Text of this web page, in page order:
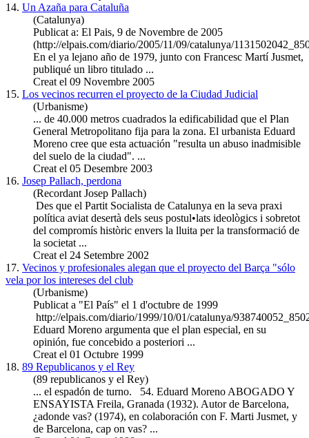
14. Un Azaña para Cataluña
(Catalunya)
Publicat a: El Pais, 9 de Novembre de 2005
(http://elpais.com/diario/2005/11/09/catalunya/
En el ya lejano año de 1979, junto con Francesc Martí Jusmet,
publiqué un libro titulado ...
Creat el 09 Novembre 2005
15. Los vecinos recurren el proyecto de la Ciudad Judicial
(Urbanisme)
... de 40.000 metros cuadrados la edificabilidad que el Plan
General Metropolitano fija para la zona. El urbanista Eduard
Moreno cree que esta actuación "resulta un abuso inadmisible
del suelo de la ciudad". ...
Creat el 05 Desembre 2003
16. Josep Pallach, perdona
(Recordant Josep Pallach)
Des que el Partit Socialista de Catalunya en la seva praxi
política aviat desertà dels seus postul•lats ideològics i sobretot
del compromís històric envers la lluita per la transformació de
la societat ...
Creat el 24 Setembre 2002
17. Vecinos y profesionales alegan que el proyecto del Barça "sólo
vela por los intereses del club
(Urbanisme)
Publicat a "El País" el 1 d'octubre de 1999
http://elpais.com/diario/1999/10/01/catalunya/
Eduard Moreno argumenta que el plan especial, en su
opinión, fue concebido a posteriori ...
Creat el 01 Octubre 1999
18. 89 Republicanos y el Rey
(89 republicanos y el Rey)
... el espadón de turno. 54. Eduard Moreno ABOGADO Y
ENSAYISTA Freila, Granada (1932). Autor de Barcelona,
¿adonde vas? (1974), en colaboración con F. Marti Jusmet, y
de Barcelona, cap on vas? ...